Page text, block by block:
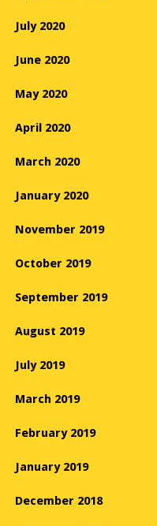
July 2020
June 2020
May 2020
April 2020
March 2020
January 2020
November 2019
October 2019
September 2019
August 2019
July 2019
March 2019
February 2019
January 2019
December 2018